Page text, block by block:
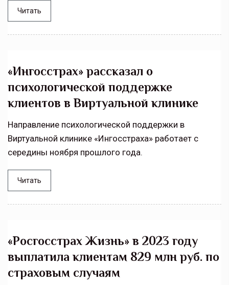
Читать
«Ингосстрах» рассказал о
психологической поддержке
клиентов в Виртуальной клинике
Направление психологической поддержки в
Виртуальной клинике «Ингосстраха» работает с
середины ноября прошлого года.
Читать
«Росгосстрах Жизнь» в 2023 году
выплатила клиентам 829 млн руб. по
страховым случаям